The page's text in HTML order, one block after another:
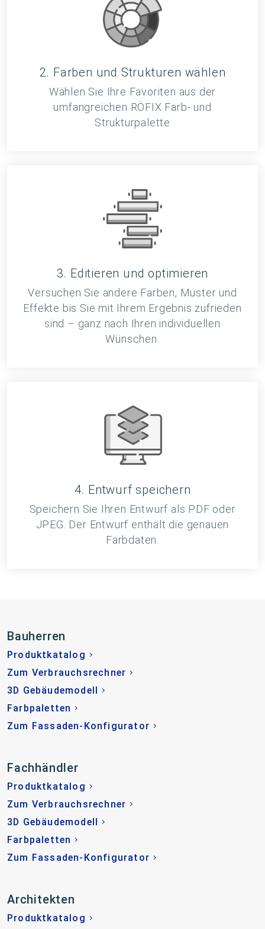
2. Farben und Strukturen wählen
Wählen Sie Ihre Favoriten aus der
umfangreichen RÖFIX Farb- und
Strukturpalette
3. Editieren und optimieren
Versuchen Sie andere Farben, Muster und
Effekte bis Sie mit Ihrem Ergebnis zufrieden
sind – ganz nach Ihren individuellen
Wünschen.
4. Entwurf speichern
Speichern Sie Ihren Entwurf als PDF oder
JPEG. Der Entwurf enthält die genauen
Farbdaten.
Bauherren
Produktkatalog
Zum Verbrauchsrechner
3D Gebäudemodell
Farbpaletten
Zum Fassaden-Konfigurator
Fachhändler
Produktkatalog
Zum Verbrauchsrechner
3D Gebäudemodell
Farbpaletten
Zum Fassaden-Konfigurator
Architekten
Produktkatalog